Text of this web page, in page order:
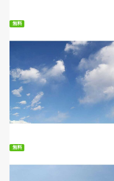
無料
無料ダウンロード
無料